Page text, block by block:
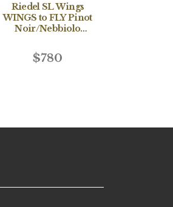
Riedel SL Wings
WINGS to FLY Pinot
Noir/Nebbiolo
$780